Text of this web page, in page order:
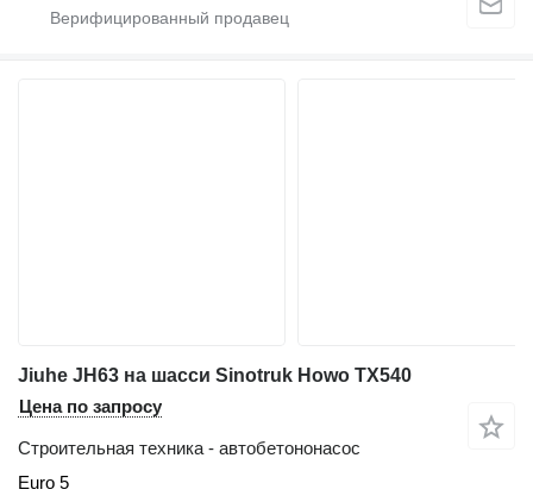
Jiuhe JH63 на шасси Sinotruk Howo TX540
Цена по запросу
Строительная техника - автобетононасос
Euro 5